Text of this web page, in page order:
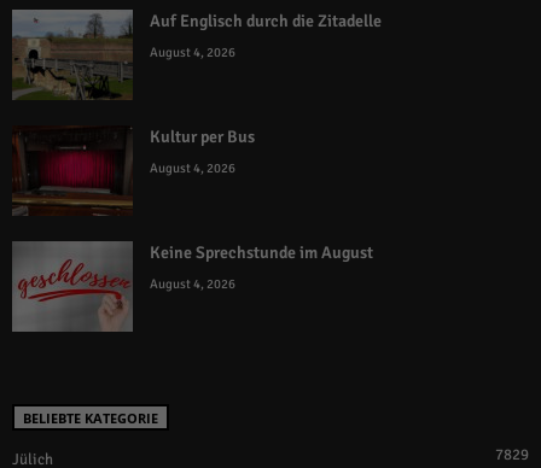
Auf Englisch durch die Zitadelle
August 4, 2026
Kultur per Bus
August 4, 2026
Keine Sprechstunde im August
August 4, 2026
BELIEBTE KATEGORIE
Jülich 7829